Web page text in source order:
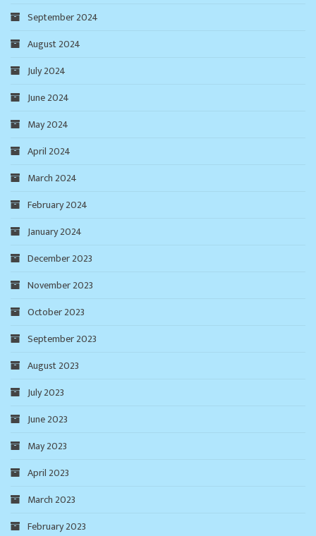
September 2024
August 2024
July 2024
June 2024
May 2024
April 2024
March 2024
February 2024
January 2024
December 2023
November 2023
October 2023
September 2023
August 2023
July 2023
June 2023
May 2023
April 2023
March 2023
February 2023